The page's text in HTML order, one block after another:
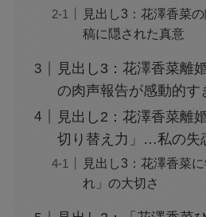
見出し3：花澤香菜
稿に隠された真意
見出し3：花澤香菜離
の肉声報告が感動的す
見出し2：花澤香菜離
切り替え力」…私の失
見出し3：花澤香菜
れ」の大切さ